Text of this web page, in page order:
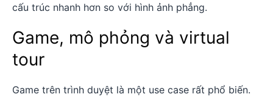
cấu trúc nhanh hơn so với hình ảnh phẳng.
Game, mô phỏng và virtual
tour
Game trên trình duyệt là một use case rất phổ biến.